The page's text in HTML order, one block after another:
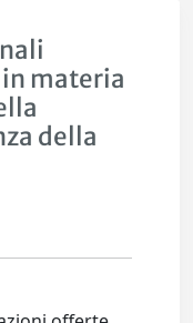
materia
della